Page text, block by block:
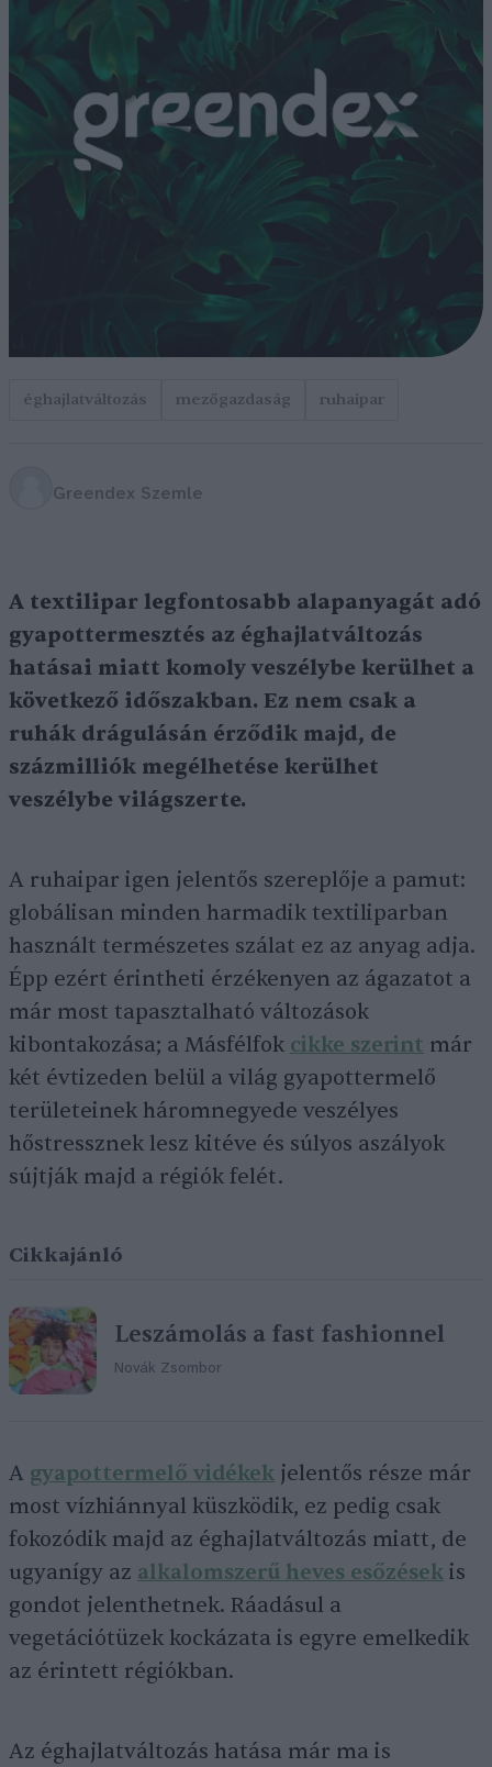
éghajlatváltozás mezőgazdaság ruhaipar
Greendex Szemle
A textilipar legfontosabb alapanyagát adó
gyapottermesztés az éghajlatváltozás
hatásai miatt komoly veszélybe kerülhet a
következő időszakban. Ez nem csak a
ruhák drágulásán érződik majd, de
százmilliók megélhetése kerülhet
veszélybe világszerte.
A ruhaipar igen jelentős szereplője a pamut:
globálisan minden harmadik textiliparban
használt természetes szálat ez az anyag adja.
Épp ezért érintheti érzékenyen az ágazatot a
már most tapasztalható változások
kibontakozása; a Másfélfok cikke szerint már
két évtizeden belül a világ gyapottermelő
területeinek háromnegyede veszélyes
hőstressznek lesz kitéve és súlyos aszályok
sújtják majd a régiók felét.
Cikkajánló
Leszámolás a fast fashionnel
Novák Zsombor
A gyapottermelő vidékek jelentős része már
most vízhiánnyal küszködik, ez pedig csak
fokozódik majd az éghajlatváltozás miatt, de
ugyanígy az alkalomszerű heves esőzések is
gondot jelenthetnek. Ráadásul a
vegetációtüzek kockázata is egyre emelkedik
az érintett régiókban.
Az éghajlatváltozás hatása már ma is